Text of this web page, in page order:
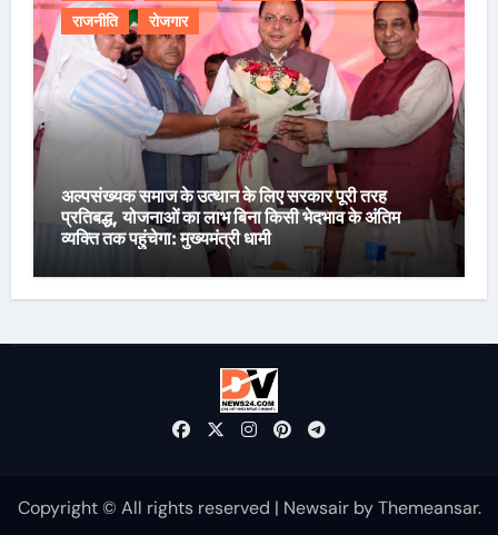
राजनीति
रोजगार
अल्पसंख्यक समाज के उत्थान के लिए सरकार पूरी तरह
प्रतिबद्ध, योजनाओं का लाभ बिना किसी भेदभाव के अंतिम
व्यक्ति तक पहुंचेगा: मुख्यमंत्री धामी
Copyright © All rights reserved | NewsairbyThemeansar.